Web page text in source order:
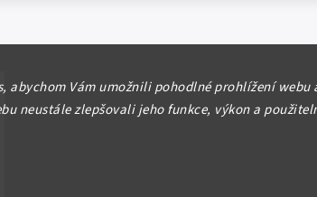
abychom Vám umožnili pohodlné prohlížení webu
neustále zlepšovali jeho funkce, výkon a
BAF - vojenské vydání, perforace 2 otv. 8 mm,